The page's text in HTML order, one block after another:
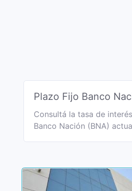
Plazo Fijo Banco
Consultá la tasa de
Banco Nación (BNA)